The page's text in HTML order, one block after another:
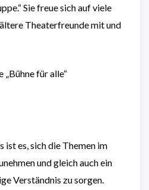
Sie freue sich auf viele
Theaterfreunde mit und
es, sich die Themen im
und gleich auch ein
Verständnis zu sorgen.